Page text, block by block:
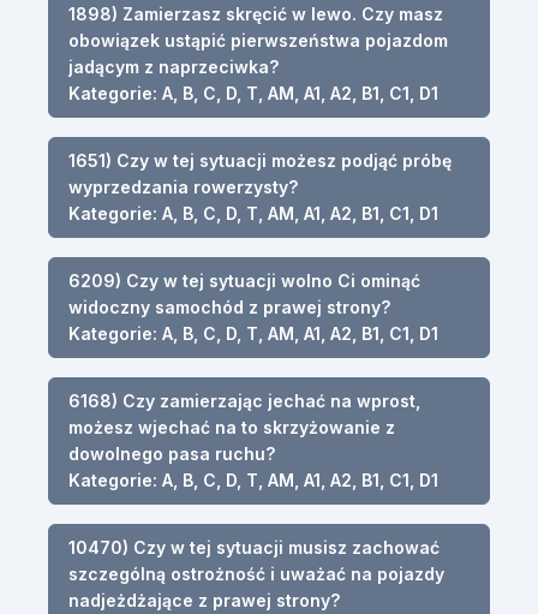
1898) Zamierzasz skręcić w lewo. Czy masz
obowiązek ustąpić pierwszeństwa pojazdom
jadącym z naprzeciwka?
Kategorie: A, B, C, D, T, AM, A1, A2, B1, C1, D1
1651) Czy w tej sytuacji możesz podjąć próbę
wyprzedzania rowerzysty?
Kategorie: A, B, C, D, T, AM, A1, A2, B1, C1, D1
6209) Czy w tej sytuacji wolno Ci ominąć
widoczny samochód z prawej strony?
Kategorie: A, B, C, D, T, AM, A1, A2, B1, C1, D1
6168) Czy zamierzając jechać na wprost,
możesz wjechać na to skrzyżowanie z
dowolnego pasa ruchu?
Kategorie: A, B, C, D, T, AM, A1, A2, B1, C1, D1
10470) Czy w tej sytuacji musisz zachować
szczególną ostrożność i uważać na pojazdy
nadjeżdżające z prawej strony?